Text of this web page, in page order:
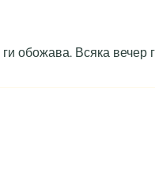
ги обожава. Всяка